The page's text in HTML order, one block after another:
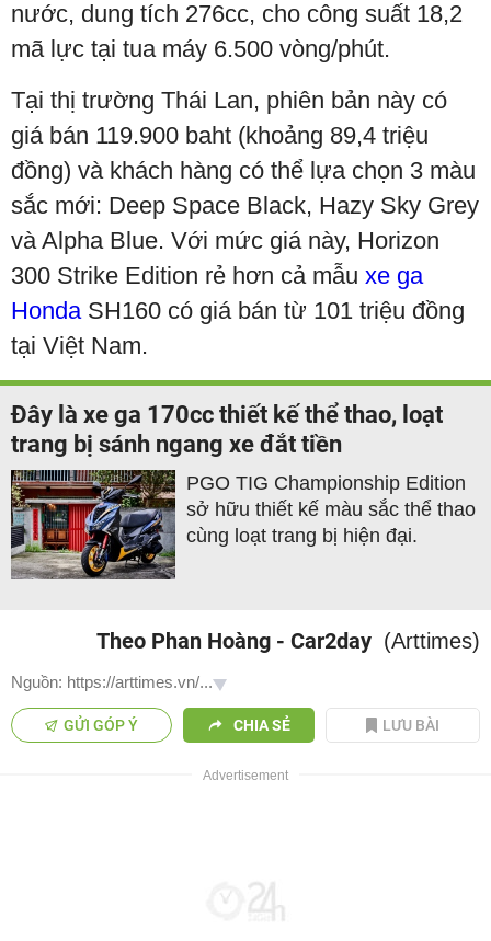
nước, dung tích 276cc, cho công suất 18,2
mã lực tại tua máy 6.500 vòng/phút.
Tại thị trường Thái Lan, phiên bản này có
giá bán 119.900 baht (khoảng 89,4 triệu
đồng) và khách hàng có thể lựa chọn 3 màu
sắc mới: Deep Space Black, Hazy Sky Grey
và Alpha Blue. Với mức giá này, Horizon
300 Strike Edition rẻ hơn cả mẫu xe ga
HondaSH160 có giá bán từ 101 triệu đồng
tại Việt Nam.
Đây là xe ga 170cc thiết kế thể thao, loạt
trang bị sánh ngang xe đắt tiền
PGO TIG Championship Edition
sở hữu thiết kế màu sắc thể thao
cùng loạt trang bị hiện đại.
Theo Phan Hoàng - Car2day (Arttimes)
Nguồn: https://arttimes.vn/...
GỬI GÓP Ý CHIA SẺ LƯU BÀI